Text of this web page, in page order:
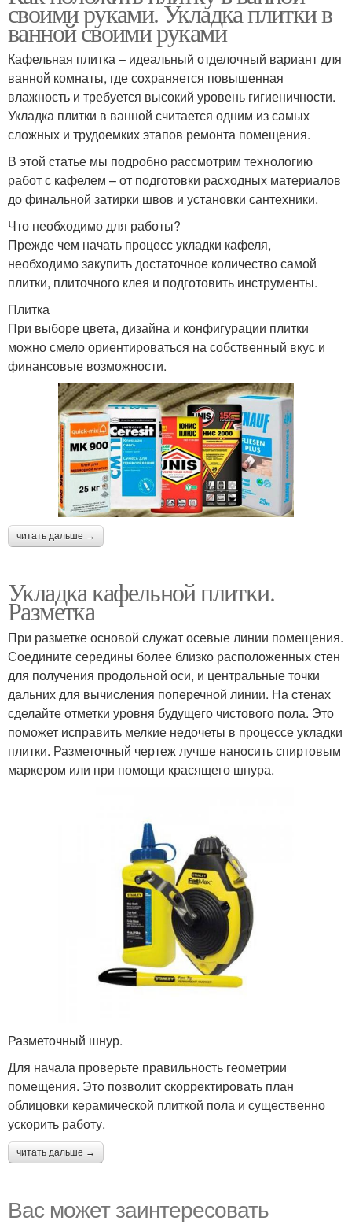
своими руками. Укладка плитки в
ванной своими руками
Кафельная плитка – идеальный отделочный вариант для
ванной комнаты, где сохраняется повышенная
влажность и требуется высокий уровень гигиеничности.
Укладка плитки в ванной считается одним из самых
сложных и трудоемких этапов ремонта помещения.
В этой статье мы подробно рассмотрим технологию
работ с кафелем – от подготовки расходных материалов
до финальной затирки швов и установки сантехники.
Что необходимо для работы?
Прежде чем начать процесс укладки кафеля,
необходимо закупить достаточное количество самой
плитки, плиточного клея и подготовить инструменты.
Плитка
При выборе цвета, дизайна и конфигурации плитки
можно смело ориентироваться на собственный вкус и
финансовые возможности.
читать дальше →
Укладка кафельной плитки.
Разметка
При разметке основой служат осевые линии помещения.
Соедините середины более близко расположенных стен
для получения продольной оси, и центральные точки
дальних для вычисления поперечной линии. На стенах
сделайте отметки уровня будущего чистового пола. Это
поможет исправить мелкие недочеты в процессе укладки
плитки. Разметочный чертеж лучше наносить спиртовым
маркером или при помощи красящего шнура.
Разметочный шнур.
Для начала проверьте правильность геометрии
помещения. Это позволит скорректировать план
облицовки керамической плиткой пола и существенно
ускорить работу.
читать дальше →
Вас может заинтересовать